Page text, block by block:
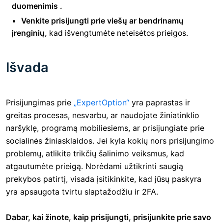
duomenimis .
Venkite prisijungti prie viešų ar bendrinamų
įrenginių, kad išvengtumėte neteisėtos prieigos.
Išvada
Prisijungimas prie „ExpertOption“ yra paprastas ir
greitas procesas, nesvarbu, ar naudojate žiniatinklio
naršyklę, programą mobiliesiems, ar prisijungiate prie
socialinės žiniasklaidos. Jei kyla kokių nors prisijungimo
problemų, atlikite trikčių šalinimo veiksmus, kad
atgautumėte prieigą. Norėdami užtikrinti saugią
prekybos patirtį, visada įsitikinkite, kad jūsų paskyra
yra apsaugota tvirtu slaptažodžiu ir 2FA.
Dabar, kai žinote, kaip prisijungti, prisijunkite prie savo